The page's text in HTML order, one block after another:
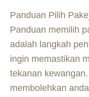
Panduan Pilih
Panduan memilih
adalah langkah
ingin memastikan
tekanan
membolehkan